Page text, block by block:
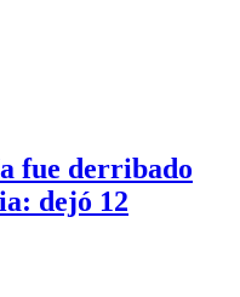
fue derribado
dejó 12